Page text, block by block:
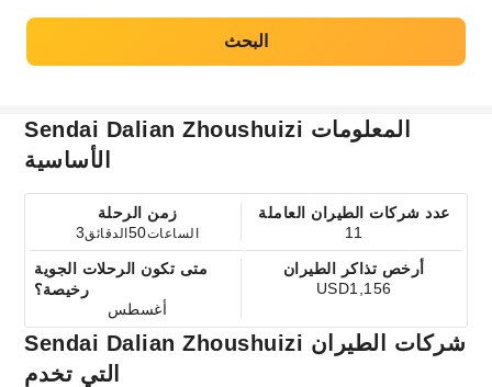
البحث
Sendai Dalian Zhoushuizi المعلومات
الأساسية
زمن الرحلة
3
الساعات50 الدقائق
عدد شركات الطيران العاملة
11
متى تكون الرحلات الجوية
رخيصة؟
أغسطس
أرخص تذاكر الطيران
USD1,156
Sendai Dalian Zhoushuizi شركات الطيران
التي تخدم